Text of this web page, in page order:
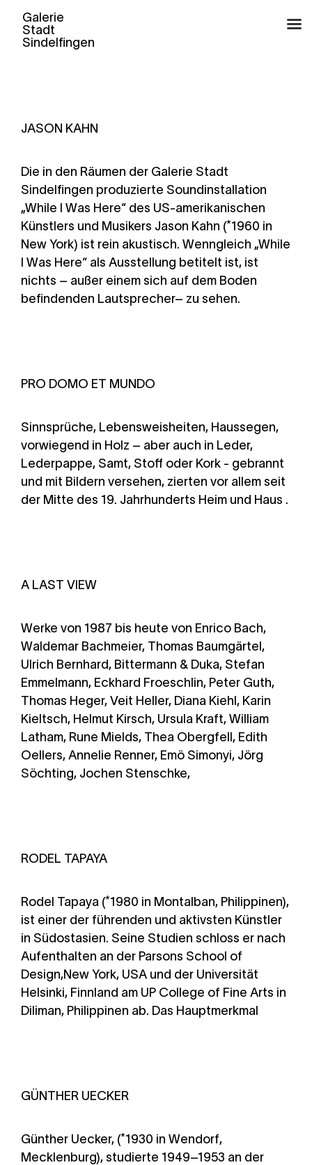
Zum
JASON KAHN
Die in den Räumen der Galerie Stadt
Sindelfingen produzierte Soundinstallation
„While I Was Here“ des US-amerikanischen
Künstlers und Musikers Jason Kahn (*1960 in
New York) ist rein akustisch. Wenngleich „While
I Was Here“ als Ausstellung betitelt ist, ist
nichts – außer einem sich auf dem Boden
befindenden Lautsprecher– zu sehen.
PRO DOMO ET MUNDO
Sinnsprüche, Lebensweisheiten, Haussegen,
vorwiegend in Holz – aber auch in Leder,
Lederpappe, Samt, Stoff oder Kork - gebrannt
und mit Bildern versehen, zierten vor allem seit
der Mitte des 19. Jahrhunderts Heim und Haus .
A LAST VIEW
Werke von 1987 bis heute von Enrico Bach,
Waldemar Bachmeier, Thomas Baumgärtel,
Ulrich Bernhard, Bittermann & Duka, Stefan
Emmelmann, Eckhard Froeschlin, Peter Guth,
Thomas Heger, Veit Heller, Diana Kiehl, Karin
Kieltsch, Helmut Kirsch, Ursula Kraft, William
Latham, Rune Mields, Thea Obergfell, Edith
Oellers, Annelie Renner, Emö Simonyi, Jörg
Söchting, Jochen Stenschke,
RODEL TAPAYA
Rodel Tapaya (*1980 in Montalban, Philippinen),
ist einer der führenden und aktivsten Künstler
in Südostasien. Seine Studien schloss er nach
Aufenthalten an der Parsons School of
Design,New York, USA und der Universität
Helsinki, Finnland am UP College of Fine Arts in
Diliman, Philippinen ab. Das Hauptmerkmal
GÜNTHER UECKER
Günther Uecker, (*1930 in Wendorf,
Mecklenburg), studierte 1949–1953 an der